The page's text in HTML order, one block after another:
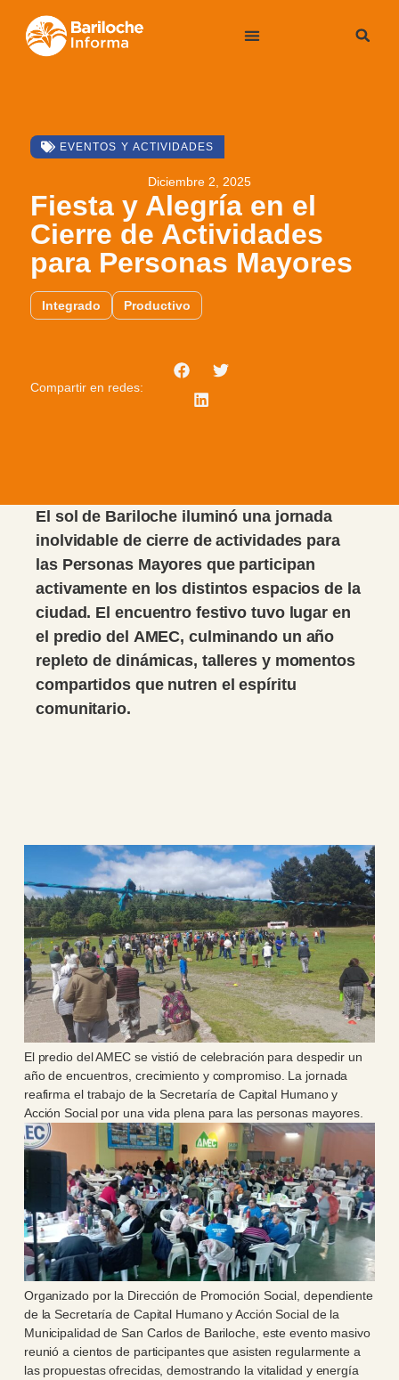
EVENTOS Y ACTIVIDADES
Diciembre 2, 2025
Fiesta y Alegría en el
Cierre de Actividades
para Personas Mayores
Integrado Productivo
Compartir en redes:
El sol de Bariloche iluminó una jornada
inolvidable de cierre de actividades para
las Personas Mayores que participan
activamente en los distintos espacios de la
ciudad. El encuentro festivo tuvo lugar en
el predio del AMEC, culminando un año
repleto de dinámicas, talleres y momentos
compartidos que nutren el espíritu
comunitario.
El predio del AMEC se vistió de celebración para despedir un
año de encuentros, crecimiento y compromiso. La jornada
reafirma el trabajo de la Secretaría de Capital Humano y
Acción Social por una vida plena para las personas mayores.
Organizado por la Dirección de Promoción Social, dependiente
de la Secretaría de Capital Humano y Acción Social de la
Municipalidad de San Carlos de Bariloche, este evento masivo
reunió a cientos de participantes que asisten regularmente a
las propuestas ofrecidas, demostrando la vitalidad y energía